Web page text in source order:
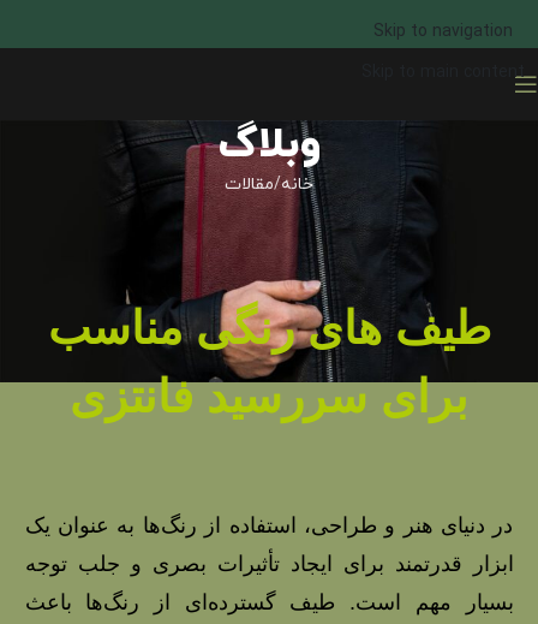
Skip to navigation
Skip to main content
وبلاگ
خانه مقالات
طیف های رنگی مناسب
برای سررسید فانتزی
در دنیای هنر و طراحی، استفاده از رنگ‌ها به عنوان یک
ابزار قدرتمند برای ایجاد تأثیرات بصری و جلب توجه
بسیار مهم است. طیف گسترده‌ای از رنگ‌ها باعث